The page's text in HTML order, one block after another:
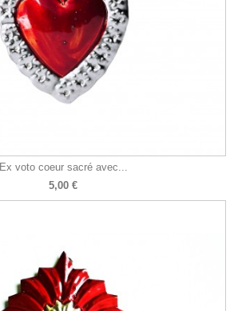
Ex voto coeur sacré avec...
5,00 €